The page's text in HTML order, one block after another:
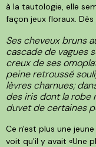
à la tautologie, elle
façon jeux floraux.
Ses cheveux bruns
cascade de vagues
creux de ses
peine retroussé
lèvres charnues;
des iris dont la robe
duvet de certaines
Ce n'est plus une
voit qu'il y avait «Une